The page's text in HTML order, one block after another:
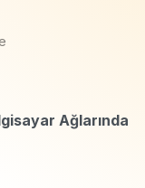
Ağlarında